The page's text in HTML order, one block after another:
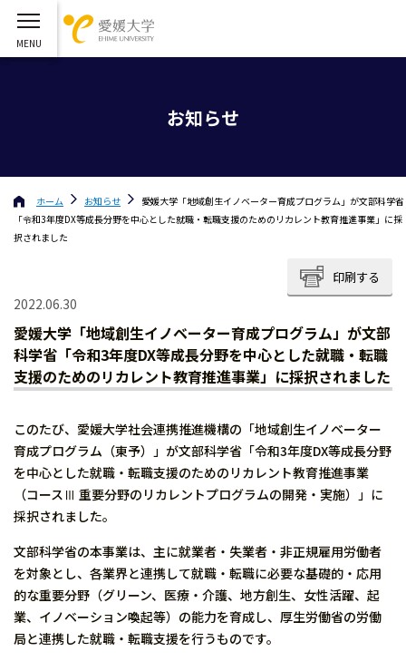
お知らせ
ホーム お知らせ
愛媛大学「地域創生イノベーター育成プログラム」が文部科学省
「令和3年度DX等成⾧分野を中心とした就職・転職支援のためのリカレント教育推進事業」に採
択されました
印刷する
2022.06.30
愛媛大学「地域創生イノベーター育成プログラム」が文部
科学省「令和3年度DX等成⾧分野を中心とした就職・転職
支援のためのリカレント教育推進事業」に採択されました
このたび、愛媛大学社会連携推進機構の「地域創生イノベーター
育成プログラム（東予）」が文部科学省「令和3年度DX等成⾧分野
を中心とした就職・転職支援のためのリカレント教育推進事業
（コースⅢ 重要分野のリカレントプログラムの開発・実施）」に
採択されました。
文部科学省の本事業は、主に就業者・失業者・⾮正規雇⽤労働者
を対象とし、各業界と連携して就職・転職に必要な基礎的・応⽤
的な重要分野（グリーン、医療・介護、地⽅創⽣、⼥性活躍、起
業、イノベーション喚起等）の能⼒を育成し、厚生労働省の労働
局と連携した就職・転職⽀援を⾏うものです。